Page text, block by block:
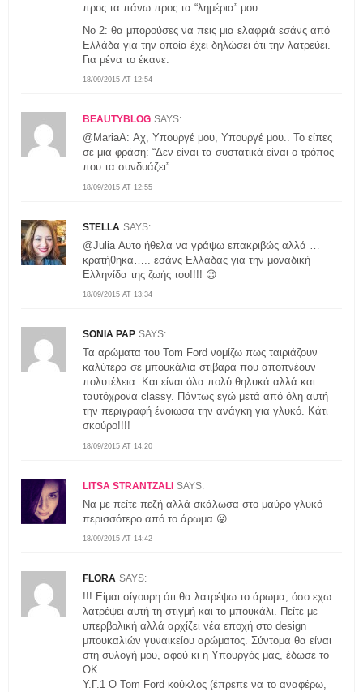
18/09/2015 AT 12:54
προς τα πάνω προς τα “λημέρια” μου.
Νο 2: θα μπορούσες να πεις μια ελαφριά εσάνς από
Ελλάδα για την οποία έχει δηλώσει ότι την λατρεύει.
Για μένα το έκανε.
BEAUTYBLOG SAYS:
18/09/2015 AT 12:55
@MariaA: Αχ, Υπουργέ μου, Υπουργέ μου.. Το είπες
σε μια φράση: “Δεν είναι τα συστατικά είναι ο τρόπος
που τα συνδυάζει”
STELLA SAYS:
18/09/2015 AT 13:34
@Julia Αυτο ήθελα να γράψω επακριβώς αλλά …
κρατήθηκα….. εσάνς Eλλάδας για την μοναδική
Eλληνίδα της ζωής του!!!! 😉
SONIA PAP SAYS:
18/09/2015 AT 14:20
Τα αρώματα του Tom Ford νομίζω πως ταιριάζουν
καλύτερα σε μπουκάλια στιβαρά που αποπνέουν
πολυτέλεια. Και είναι όλα πολύ θηλυκά αλλά και
ταυτόχρονα classy. Πάντως εγώ μετά από όλη αυτή
την περιγραφή ένοιωσα την ανάγκη για γλυκό. Κάτι
σκούρο!!!!
LITSA STRANTZALI SAYS:
18/09/2015 AT 14:42
Να με πείτε πεζή αλλά σκάλωσα στο μαύρο γλυκό
περισσότερο από το άρωμα 😛
FLORA SAYS:
!!! Είμαι σίγουρη ότι θα λατρέψω το άρωμα, όσο εχω
λατρέψει αυτή τη στιγμή και το μπουκάλι. Πείτε με
υπερβολική αλλά αρχίζει νέα εποχή στο design
μπουκαλιών γυναικείου αρώματος. Σύντομα θα είναι
στη συλογή μου, αφού κι η Υπουργός μας, έδωσε το
ΟΚ.
Υ.Γ.1 Ο Tom Ford κούκλος (έπρεπε να το αναφέρω,